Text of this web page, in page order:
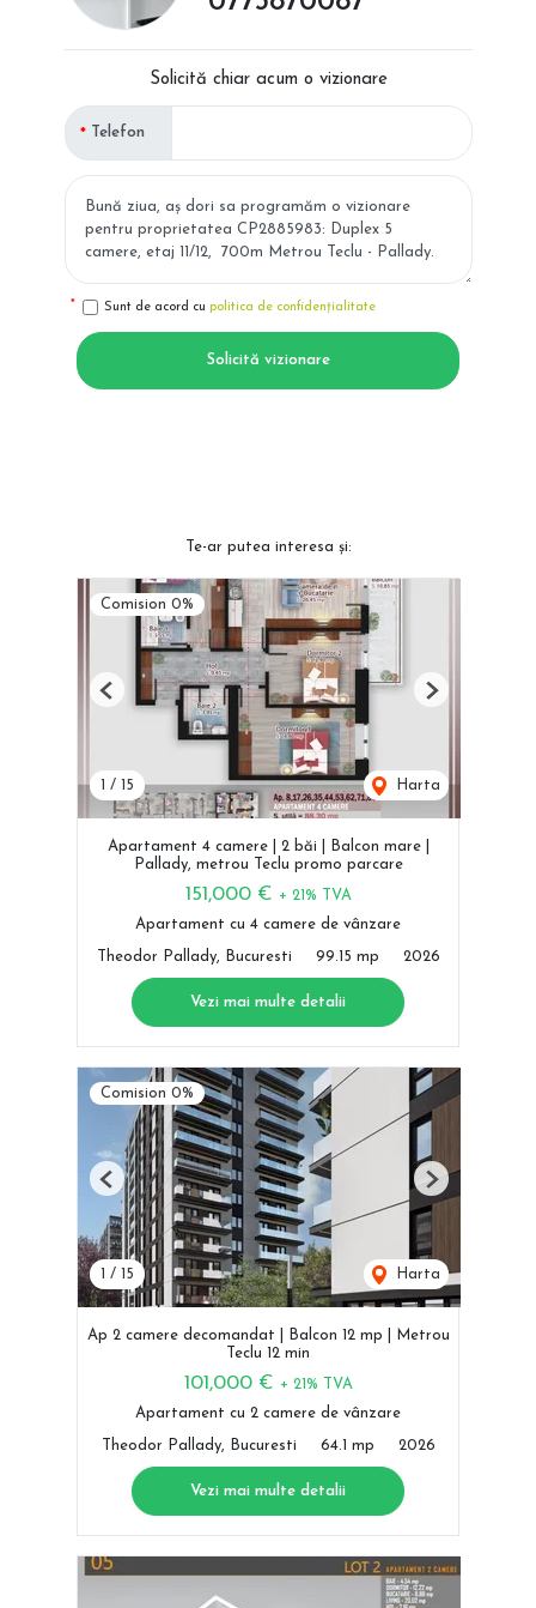
Solicită chiar acum o vizionare
Telefon
Sunt de acord cu politica de confidențialitate
Solicită vizionare
Te-ar putea interesa și:
Comision 0%
/ 15 Harta
Previous Next
Apartament 4 camere | 2 băi | Balcon mare |
Pallady, metrou Teclu promo parcare
151,000 € + 21% TVA
Apartament cu 4 camere de vânzare
Theodor Pallady, Bucuresti 99.15 mp 2026
Vezi mai multe detalii
Comision 0%
/ 15 Harta
Previous Next
Ap 2 camere decomandat | Balcon 12 mp | Metrou
Teclu 12 min
101,000 € + 21% TVA
Apartament cu 2 camere de vânzare
Theodor Pallady, Bucuresti 64.1 mp 2026
Vezi mai multe detalii